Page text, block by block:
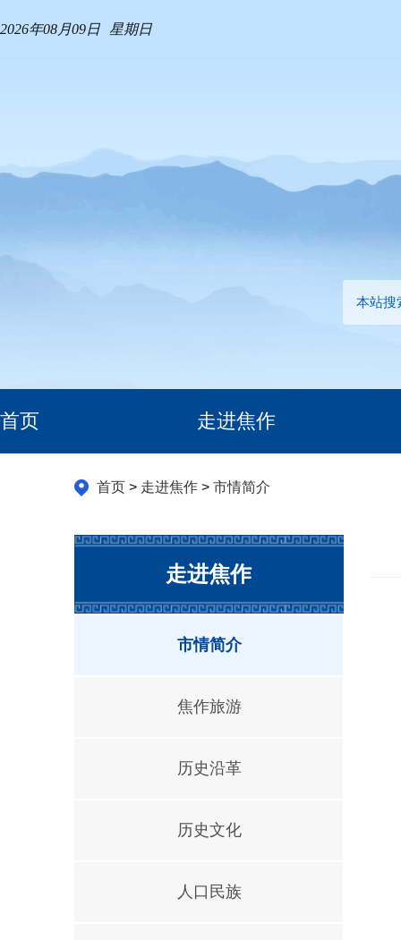
2026年08月09日 星期日
本站搜
首页 走进焦作
首页> 走进焦作> 市情简介
走进焦作
市情简介
焦作旅游
历史沿革
历史文化
人口民族